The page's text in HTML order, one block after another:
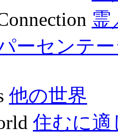
霊
ーセンテ
他の世界
住むに適